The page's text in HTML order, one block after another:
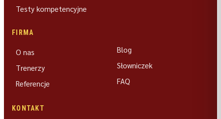
Testy kompetencyjne
FIRMA
O nas
Trenerzy
Referencje
Blog
Słowniczek
FAQ
KONTAKT